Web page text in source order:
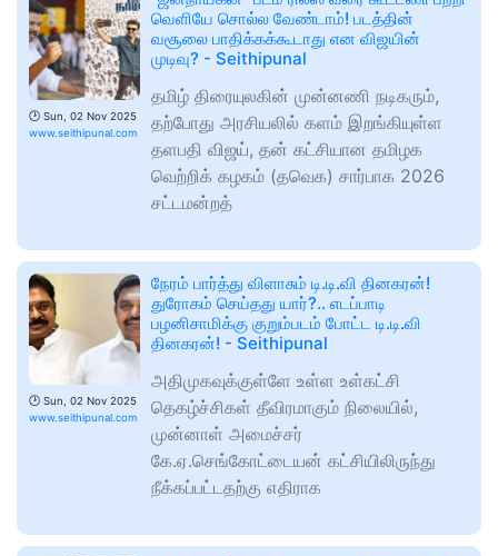
🕑 Sun, 02 Nov 2025
www.seithipunal.com
வெளியே சொல்ல வேண்டாம்! படத்தின்
வசூலை பாதிக்கக்கூடாது என விஜயின்
முடிவு? - Seithipunal
தமிழ் திரையுலகின் முன்னணி நடிகரும்,
தற்போது அரசியலில் களம் இறங்கியுள்ள
தளபதி விஜய், தன் கட்சியான தமிழக
வெற்றிக் கழகம் (தவெக) சார்பாக 2026
சட்டமன்றத்
🕑 Sun, 02 Nov 2025
www.seithipunal.com
நேரம் பார்த்து விளாசும் டி.டி.வி தினகரன்!
துரோகம் செய்தது யார்?.. எடப்பாடி
பழனிசாமிக்கு குறும்படம் போட்ட டி.டி.வி
தினகரன்! - Seithipunal
அதிமுகவுக்குள்ளே உள்ள உள்கட்சி
தெகழ்ச்சிகள் தீவிரமாகும் நிலையில்,
முன்னாள் அமைச்சர்
கே.ஏ.செங்கோட்டையன் கட்சியிலிருந்து
நீக்கப்பட்டதற்கு எதிராக